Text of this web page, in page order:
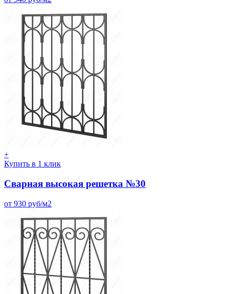
+
Купить в 1 клик
Сварная высокая решетка №30
от 930 руб/м2